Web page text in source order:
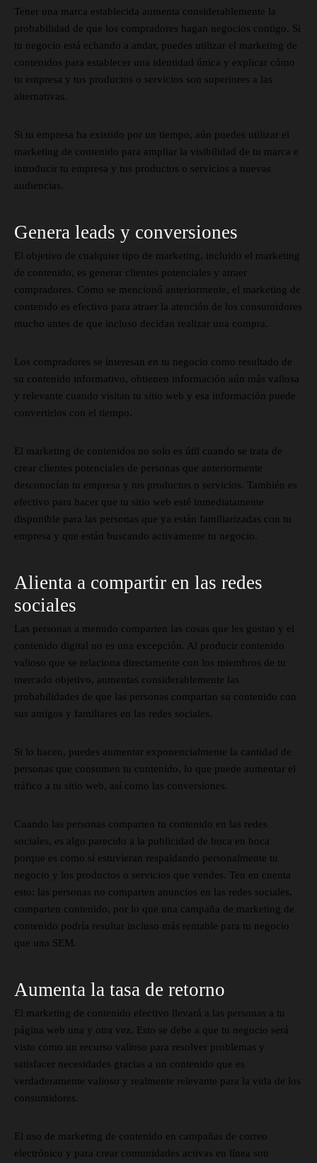
Tener una marca establecida aumenta considerablemente la
probabilidad de que los compradores hagan negocios contigo. Si
tu negocio está echando a andar, puedes utilizar el marketing de
contenidos para establecer una identidad única y explicar cómo
tu empresa y tus productos o servicios son superiores a las
alternativas.
Si tu empresa ha existido por un tiempo, aún puedes utilizar el
marketing de contenido para ampliar la visibilidad de tu marca e
introducir tu empresa y tus productos o servicios a nuevas
audiencias.
Genera leads y conversiones
El objetivo de cualquier tipo de marketing, incluido el marketing
de contenido, es generar clientes potenciales y atraer
compradores. Como se mencionó anteriormente, el marketing de
contenido es efectivo para atraer la atención de los consumidores
mucho antes de que incluso decidan realizar una compra.
Los compradores se interesan en tu negocio como resultado de
su contenido informativo, obtienen información aún más valiosa
y relevante cuando visitan tu sitio web y esa información puede
convertirlos con el tiempo.
El marketing de contenidos no solo es útil cuando se trata de
crear clientes potenciales de personas que anteriormente
desconocían tu empresa y tus productos o servicios. También es
efectivo para hacer que tu sitio web esté inmediatamente
disponible para las personas que ya están familiarizadas con tu
empresa y que están buscando activamente tu negocio.
Alienta a compartir en las redes
sociales
Las personas a menudo comparten las cosas que les gustan y el
contenido digital no es una excepción. Al producir contenido
valioso que se relaciona directamente con los miembros de tu
mercado objetivo, aumentas considerablemente las
probabilidades de que las personas compartan su contenido con
sus amigos y familiares en las redes sociales.
Si lo hacen, puedes aumentar exponencialmente la cantidad de
personas que consumen tu contenido, lo que puede aumentar el
tráfico a tu sitio web, así como las conversiones.
Cuando las personas comparten tu contenido en las redes
sociales, es algo parecido a la publicidad de boca en boca
porque es como si estuvieran respaldando personalmente tu
negocio y los productos o servicios que vendes. Ten en cuenta
esto: las personas no comparten anuncios en las redes sociales,
comparten contenido, por lo que una campaña de marketing de
contenido podría resultar incluso más rentable para tu negocio
que una SEM.
Aumenta la tasa de retorno
El marketing de contenido efectivo llevará a las personas a tu
página web una y otra vez. Esto se debe a que tu negocio será
visto como un recurso valioso para resolver problemas y
satisfacer necesidades gracias a un contenido que es
verdaderamente valioso y realmente relevante para la vida de los
consumidores.
El uso de marketing de contenido en campañas de correo
electrónico y para crear comunidades activas en línea son